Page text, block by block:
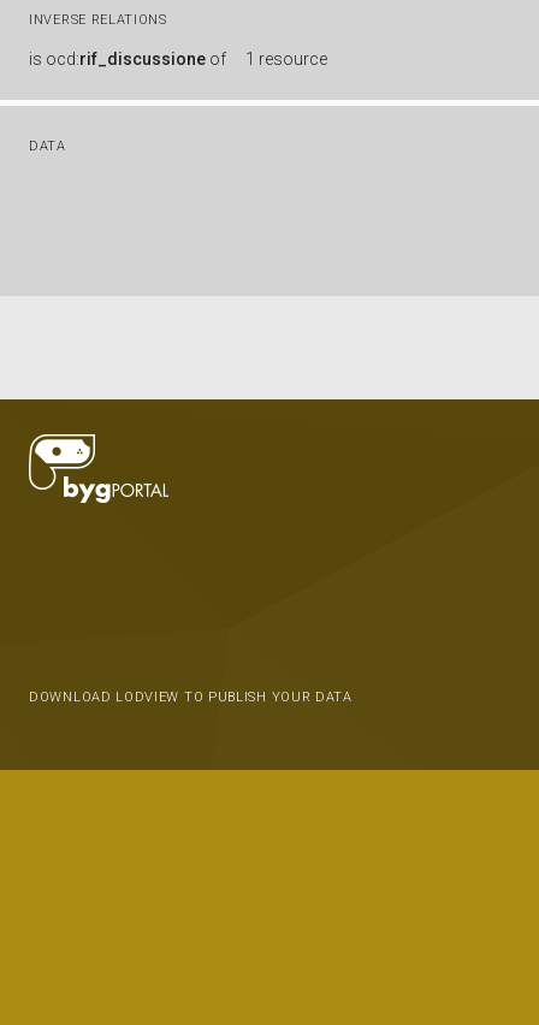
INVERSE RELATIONS
is ocd:rif_discussione of 1 resource
DATA
DOWNLOAD LODVIEW TO PUBLISH YOUR DATA